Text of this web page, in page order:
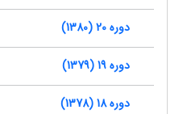
دوره 20 (1380)
دوره 19 (1379)
دوره 18 (1378)